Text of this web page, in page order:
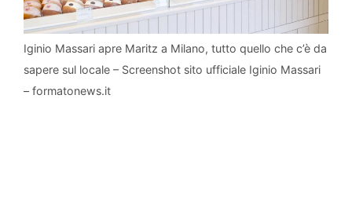
Iginio Massari apre Maritz a Milano, tutto quello che c’è da
sapere sul locale – Screenshot sito ufficiale Iginio Massari
– formatonews.it